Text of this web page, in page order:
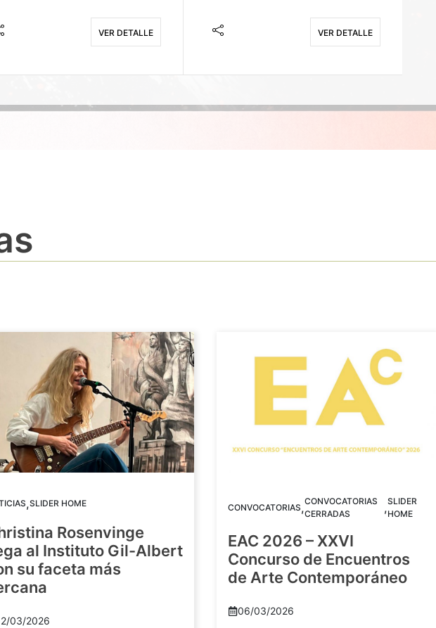
VER DETALLE VER DETALLE
,SLIDER HOME
Rosenvinge
al Instituto Gil-Albert
su faceta más
03/2026
CONVOCATORIAS,CONVOCATORIAS
CERRADAS
,SLIDER
HOME
EAC 2026 – XXVI
Concurso de Encuentros
de Arte Contemporáneo
06/03/2026